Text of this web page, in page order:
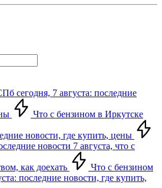
сегодня, 7 августа: последние
Что с бензином в Иркутске
новости, где купить, цены
новости 7 августа, что с
как доехать
Что с бензином
последние новости, где купить,